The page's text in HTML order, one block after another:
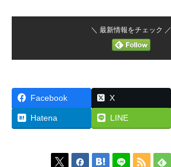
＼ 最新情報をチェック ／
Facebook X
Hatena LINE
    